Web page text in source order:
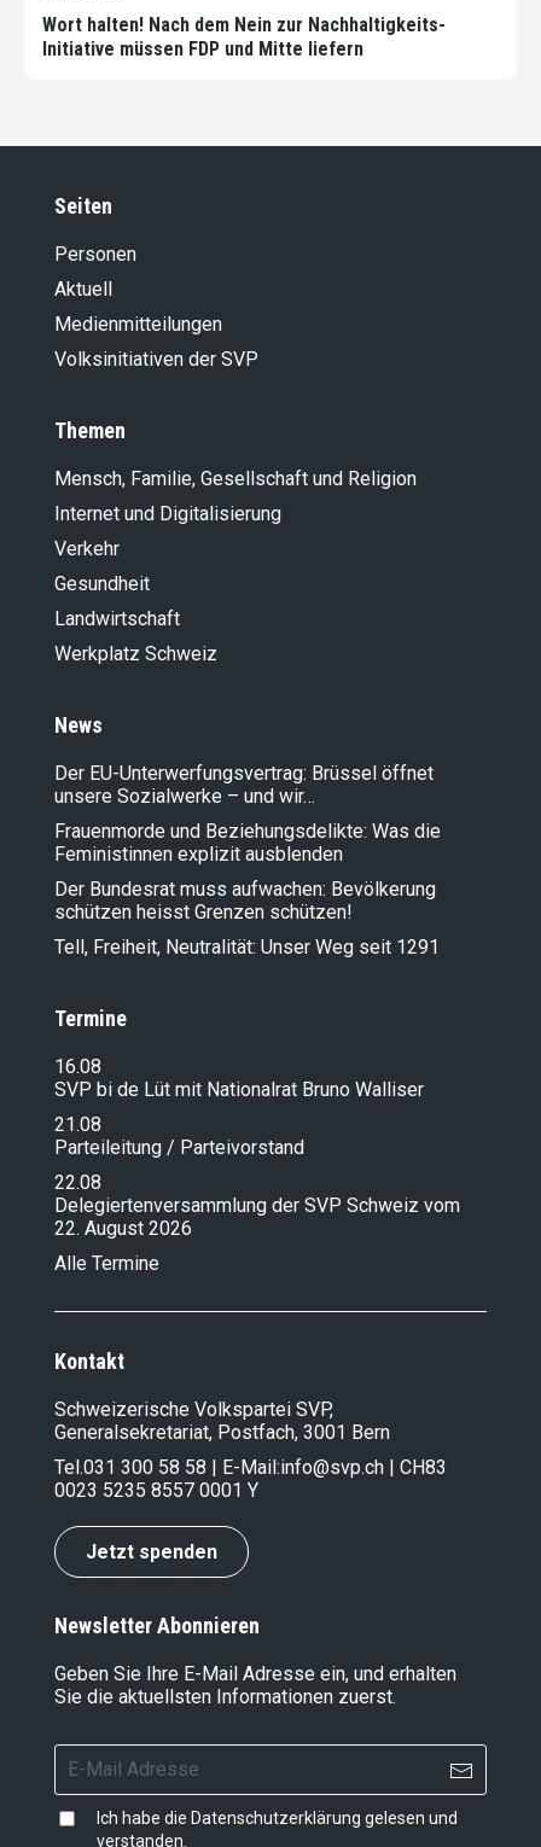
Wort halten! Nach dem Nein zur Nachhaltigkeits-
Initiative müssen FDP und Mitte liefern
Seiten
Personen
Aktuell
Medienmitteilungen
Volksinitiativen der SVP
Themen
Mensch, Familie, Gesellschaft und Religion
Internet und Digitalisierung
Verkehr
Gesundheit
Landwirt­schaft
Werkplatz Schweiz
News
Der EU-Unterwerfungsvertrag: Brüssel öffnet
unsere Sozialwerke – und wir…
Frauenmorde und Beziehungsdelikte: Was die
Feministinnen explizit ausblenden
Der Bundesrat muss aufwachen: Bevölkerung
schützen heisst Grenzen schützen!
Tell, Freiheit, Neutralität: Unser Weg seit 1291
Termine
16.08
SVP bi de Lüt mit Nationalrat Bruno Walliser
21.08
Parteileitung / Parteivorstand
22.08
Delegiertenversammlung der SVP Schweiz vom
22. August 2026
Alle Termine
Kontakt
Schweizerische Volkspartei SVP,
Generalsekretariat, Postfach, 3001 Bern
Tel.031 300 58 58 | E-Mail:info@svp.ch | CH83
0023 5235 8557 0001 Y
Jetzt spenden
Newsletter Abonnieren
Geben Sie Ihre E-Mail Adresse ein, und erhalten
Sie die aktuellsten Informationen zuerst.
Ich habe die Datenschutzerklärung gelesen und
verstanden.